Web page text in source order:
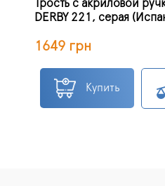
Трость с акриловой
DERBY 221, серая
1649 грн
Купить